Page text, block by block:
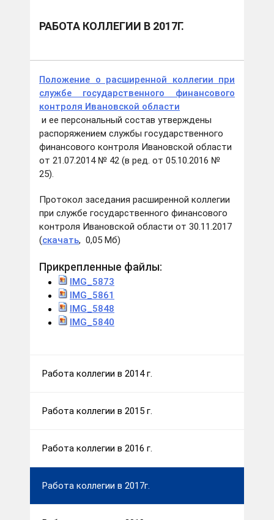
РАБОТА КОЛЛЕГИИ В 2017Г.
Положение о расширенной коллегии при
службе государственного финансового
контроля Ивановской области
и ее персональный состав утверждены
распоряжением службы государственного
финансового контроля Ивановской области
от 21.07.2014 № 42 (в ред. от 05.10.2016 №
25).
Протокол заседания расширенной коллегии
при службе государственного финансового
контроля Ивановской области от 30.11.2017
(скачать, 0,05 Мб)
Прикрепленные файлы:
IMG_5873
IMG_5861
IMG_5848
IMG_5840
Работа коллегии в 2014 г.
Работа коллегии в 2015 г.
Работа коллегии в 2016 г.
Работа коллегии в 2017г.